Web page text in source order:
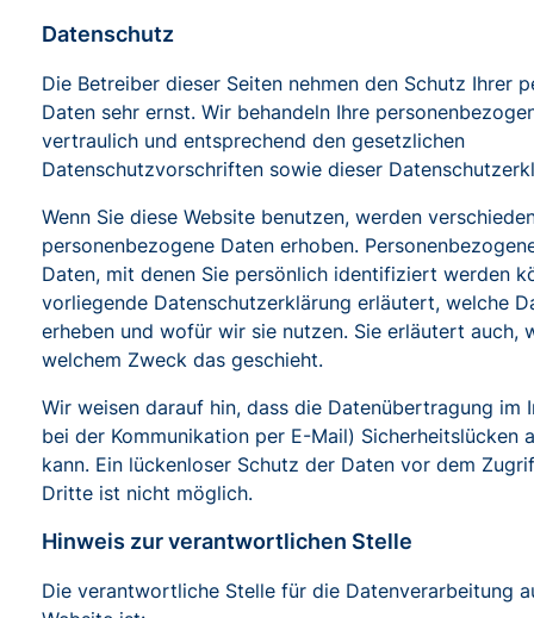
Datenschutz
Die Betreiber dieser Seiten nehmen den Schutz Ihrer
Daten sehr ernst. Wir behandeln Ihre
vertraulich und entsprechend den gesetzlichen
Datenschutzvorschriften sowie dieser
Wenn Sie diese Website benutzen, werden
personenbezogene Daten erhoben.
Daten, mit denen Sie persönlich identifiziert werden
vorliegende Datenschutzerklärung erläutert, welche
erheben und wofür wir sie nutzen. Sie erläutert auch,
welchem Zweck das geschieht.
Wir weisen darauf hin, dass die Datenübertragung im
bei der Kommunikation per E-Mail) Sicherheitslücken
kann. Ein lückenloser Schutz der Daten vor dem
Dritte ist nicht möglich.
Hinweis zur verantwortlichen Stelle
Die verantwortliche Stelle für die Datenverarbeitung